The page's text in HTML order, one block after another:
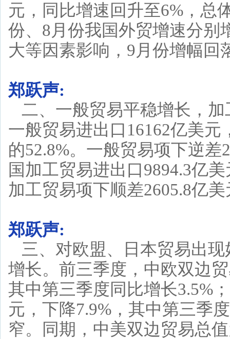
元，同比增速回升至6%，总
份、8月份我国外贸增速分别
大等因素影响，9月份增幅回
郑跃声:
二、一般贸易平稳增长，
一般贸易进出口16162亿美
的52.8%。一般贸易项下逆差
国加工贸易进出口9894.3亿
加工贸易项下顺差2605.8亿
郑跃声:
三、对欧盟、日本贸易出
增长。前三季度，中欧双边
其中第三季度同比增长3.5%
元，下降7.9%，其中第三季
窄。同期，中美双边贸易总